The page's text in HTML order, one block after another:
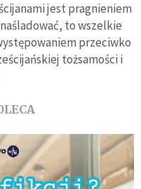
jest pragnieniem
to wszelkie
przeciwko
tożsamości i